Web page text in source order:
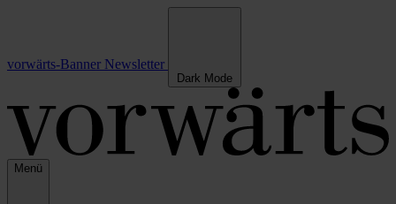
vorwärts-Banner Newsletter
Dark Mode
Menü